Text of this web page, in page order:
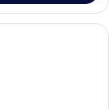
| 高級寢具、迷